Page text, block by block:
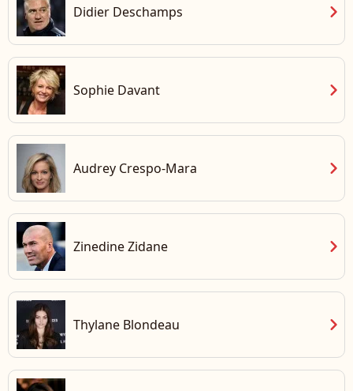
Didier Deschamps chevron_right
Sophie Davant chevron_right
Audrey Crespo-Mara chevron_right
Zinedine Zidane chevron_right
Thylane Blondeau chevron_right